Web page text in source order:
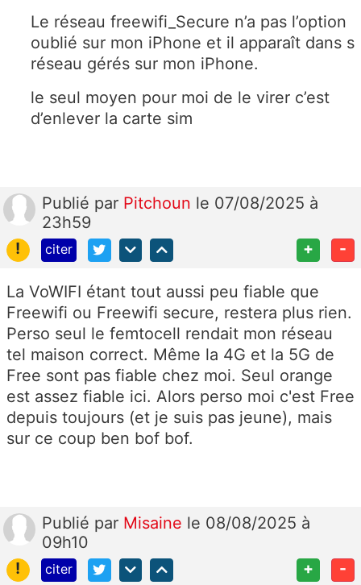
Le réseau freewifi_Secure n’a pas l’option
oublié sur mon iPhone et il apparaît dans s
réseau gérés sur mon iPhone.
le seul moyen pour moi de le virer c’est
d’enlever la carte sim
Publié par Pitchoun le 07/08/2025 à
23h59
!
citer + -
La VoWIFI étant tout aussi peu fiable que
Freewifi ou Freewifi secure, restera plus rien.
Perso seul le femtocell rendait mon réseau
tel maison correct. Même la 4G et la 5G de
Free sont pas fiable chez moi. Seul orange
est assez fiable ici. Alors perso moi c'est Free
depuis toujours (et je suis pas jeune), mais
sur ce coup ben bof bof.
Publié par Misaine le 08/08/2025 à
09h10
!
citer + -